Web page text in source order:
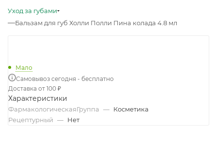
Уход за губами
—Бальзам для губ Холли Полли Пина колада 4.8 мл
Мало
Самовывоз сегодня - бесплатно
Доставка от 100 ₽
Характеристики
ФармакологическаяГруппа — Косметика
Рецептурный — Нет